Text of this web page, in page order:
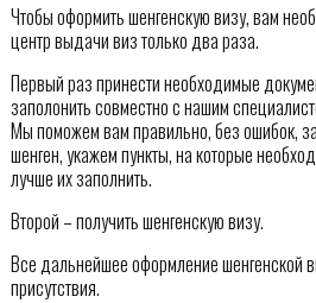
Чтобы оформить шенгенскую визу, вам
центр выдачи виз только два раза.
Первый раз принести необходимые
заполонить совместно с нашим
Мы поможем вам правильно, без ошибок,
шенген, укажем пункты, на которые
лучше их заполнить.
Второй – получить шенгенскую визу.
Все дальнейшее оформление шенгенской
присутствия.